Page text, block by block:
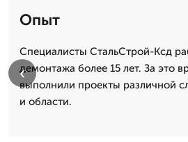
Опыт
Специалисты СтальСтрой-Ксд
демонтажа более 15 лет. За это
выполнили проекты различной
и области.
‹